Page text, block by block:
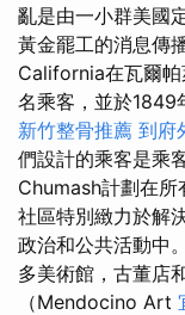
亂是由一小群美國
黃金罷工的消息傳
California在瓦爾
名乘客，並於1849
新竹整骨推薦 到府
們設計的乘客是乘
Chumash計劃在
社區特別緻力於解
政治和公共活動中
多美術館，古董店
（Mendocino Art